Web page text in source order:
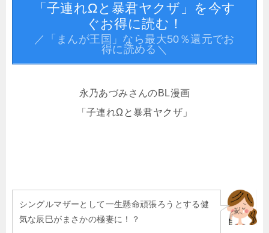
「子連れΩと暴君ヤクザ」を今す
ぐお得に読む！
／「まんが王国」なら最大50％還元でお
得に読める＼
永乃あづみさんのBL漫画
「子連れΩと暴君ヤクザ」
シングルマザーとして一生懸命頑張ろうとする健
気な辰巳がまさかの極妻に！？